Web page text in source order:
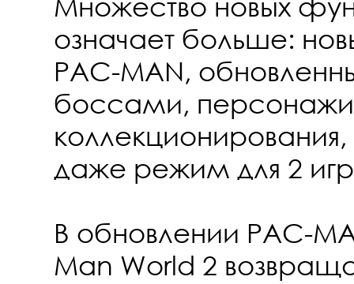
означает больше:
PAC-MAN,
боссами,
даже режим для 2
В обновлении PAC-
Man World 2